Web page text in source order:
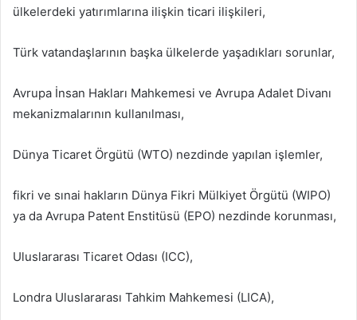
ülkelerdeki yatırımlarına ilişkin ticari ilişkileri,
Türk vatandaşlarının başka ülkelerde yaşadıkları sorunlar,
Avrupa İnsan Hakları Mahkemesi ve Avrupa Adalet Divanı
mekanizmalarının kullanılması,
Dünya Ticaret Örgütü (WTO) nezdinde yapılan işlemler,
fikri ve sınai hakların Dünya Fikri Mülkiyet Örgütü (WIPO)
ya da Avrupa Patent Enstitüsü (EPO) nezdinde korunması,
Uluslararası Ticaret Odası (ICC),
Londra Uluslararası Tahkim Mahkemesi (LICA),